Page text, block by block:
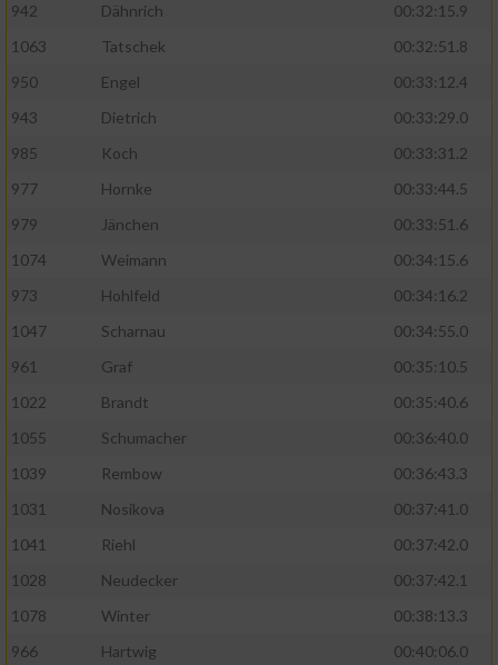
942
Dähnrich
00:32:15.9
1063
Tatschek
00:32:51.8
950
Engel
00:33:12.4
943
Dietrich
00:33:29.0
985
Koch
00:33:31.2
977
Hornke
00:33:44.5
979
Jänchen
00:33:51.6
1074
Weimann
00:34:15.6
973
Hohlfeld
00:34:16.2
1047
Scharnau
00:34:55.0
961
Graf
00:35:10.5
1022
Brandt
00:35:40.6
1055
Schumacher
00:36:40.0
1039
Rembow
00:36:43.3
1031
Nosikova
00:37:41.0
1041
Riehl
00:37:42.0
1028
Neudecker
00:37:42.1
1078
Winter
00:38:13.3
966
Hartwig 00:40:06.0